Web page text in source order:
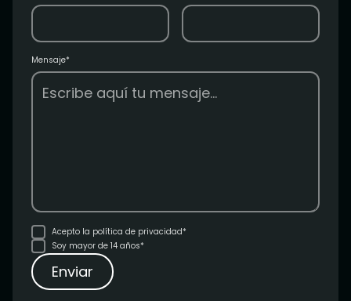
Mensaje*
Acepto la política de privacidad*
Soy mayor de 14 años*